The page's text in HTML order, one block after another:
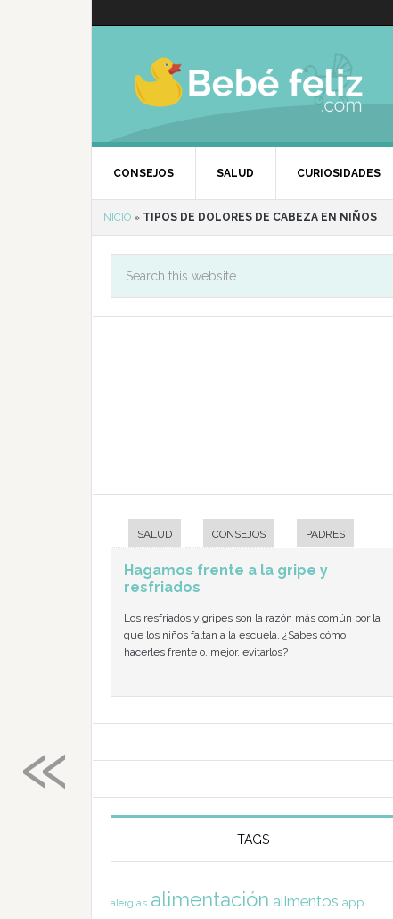
CONSEJOS SALUD CURIOSIDADES
INICIO » TIPOS DE DOLORES DE CABEZA EN NIÑOS
SALUD CONSEJOS PADRES
Hagamos frente a la gripe y
resfriados
Los resfriados y gripes son la razón más común por la
que los niños faltan a la escuela. ¿Sabes cómo
hacerles frente o, mejor, evitarlos?
TAGS
alergias alimentación alimentos app
«